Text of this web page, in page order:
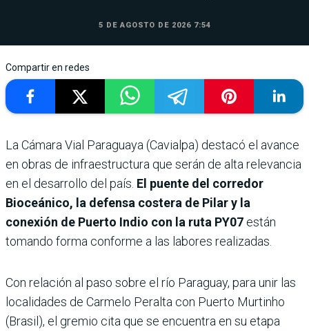
5 DE AGOSTO DE 2026 7:54
Compartir en redes
La Cámara Vial Paraguaya (Cavialpa) destacó el avance
en obras de infraestructura que serán de alta relevancia
en el desarrollo del país. El puente del corredor
Bioceánico, la defensa costera de Pilar y la
conexión de Puerto Indio con la ruta PY07 están
tomando forma conforme a las labores realizadas.
Con relación al paso sobre el río Paraguay, para unir las
localidades de Carmelo Peralta con Puerto Murtinho
(Brasil), el gremio cita que se encuentra en su etapa